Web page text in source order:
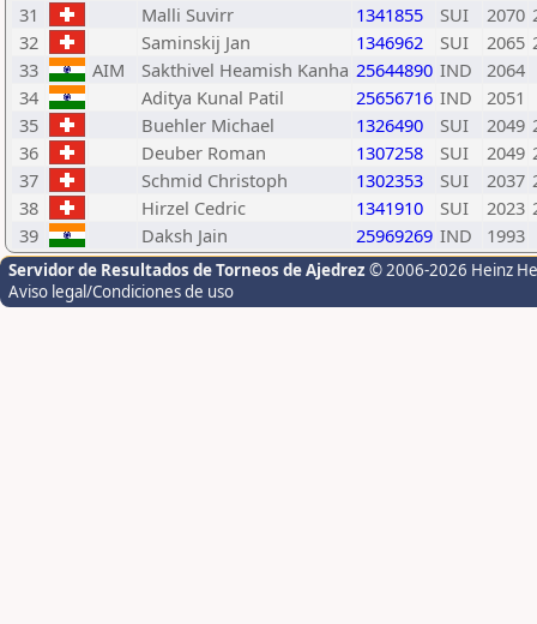
31
Malli Suvirr 1341855 SUI 2070
32
Saminskij Jan 1346962 SUI 2065
33
AIM Sakthivel Heamish Kanha 25644890 IND
2064
34
Aditya Kunal Patil 25656716 IND
2051
35
Buehler Michael 1326490 SUI 2049
36
Deuber Roman 1307258 SUI 2049
37
Schmid Christoph 1302353 SUI 2037
38
Hirzel Cedric 1341910 SUI 2023
39
Daksh Jain 25969269 IND 1993
Servidor de Resultados de Torneos de Ajedrez © 2006-2026 Heinz
Aviso legal/Condiciones de uso